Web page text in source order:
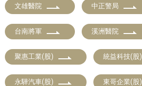
文雄醫院 中正警局
台南將軍 溪洲醫院
聚惠工業(股) 統益科技(股)
永驊汽車(股) 東哥企業(股)